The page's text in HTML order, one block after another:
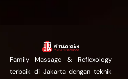
Family Massage & Reflexology
terbaik di Jakarta dengan teknik